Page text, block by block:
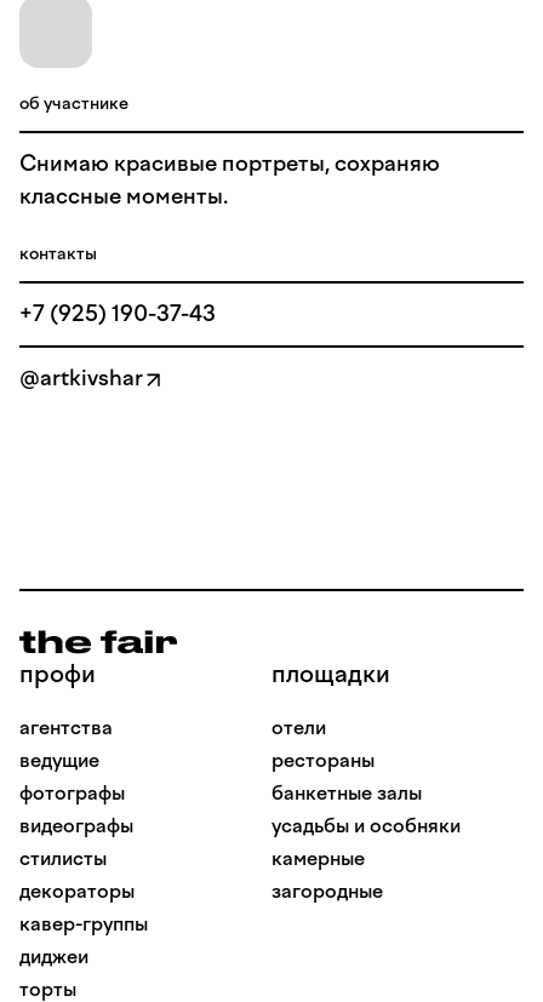
об участнике
Снимаю красивые портреты, сохраняю
классные моменты.
контакты
+7 (925) 190-37-43
@artkivshar
профи
агентства
ведущие
фотографы
видеографы
стилисты
декораторы
кавер-группы
диджеи
торты
площадки
отели
рестораны
банкетные залы
усадьбы и особняки
камерные
загородные